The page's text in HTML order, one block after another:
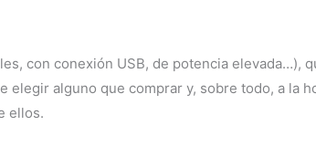
con conexión USB, de potencia elevada…),
alguno que comprar y, sobre todo, a la
ellos.